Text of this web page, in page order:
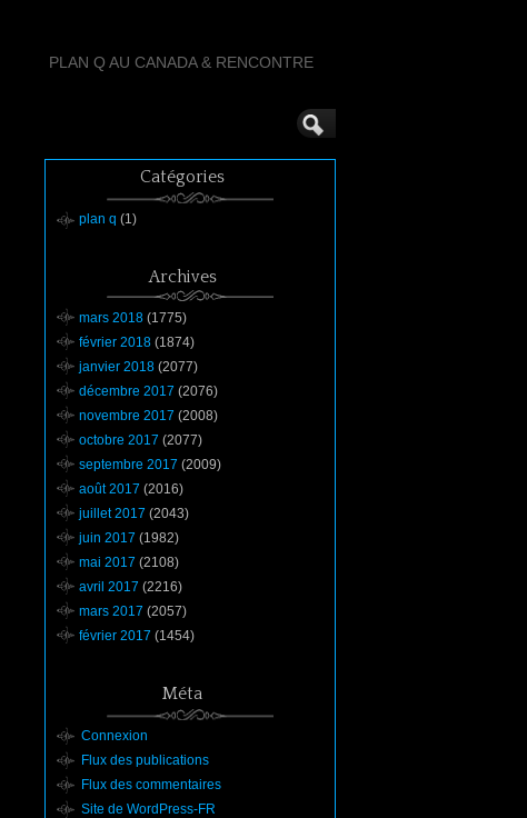
PLAN Q AU CANADA & RENCONTRE
Catégories
plan q (1)
Archives
mars 2018 (1775)
février 2018 (1874)
janvier 2018 (2077)
décembre 2017 (2076)
novembre 2017 (2008)
octobre 2017 (2077)
septembre 2017 (2009)
août 2017 (2016)
juillet 2017 (2043)
juin 2017 (1982)
mai 2017 (2108)
avril 2017 (2216)
mars 2017 (2057)
février 2017 (1454)
Méta
Connexion
Flux des publications
Flux des commentaires
Site de WordPress-FR